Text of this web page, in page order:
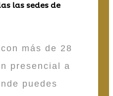
las sedes de
más de 28
presencial a
puedes